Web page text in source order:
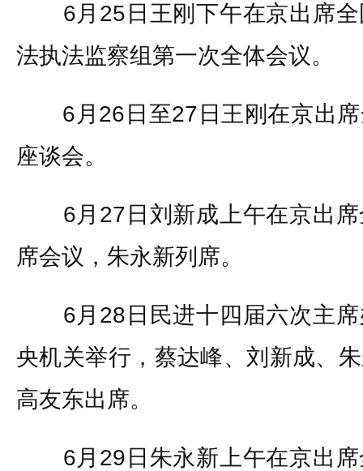
6月25日王刚下午在京出席全
法执法监察组第一次全体会议。
6月26日至27日王刚在京出席
座谈会。
6月27日刘新成上午在京出席
席会议，朱永新列席。
6月28日民进十四届六次主席
央机关举行，蔡达峰、刘新成、
高友东出席。
6月29日朱永新上午在京出席